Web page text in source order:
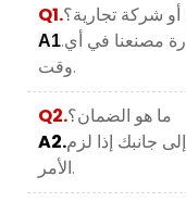
Q1.شركة تجارية؟
A1.نحن الشركة المصنعة. مرحبا بكم لزيارة مصنعنا في أي
وقت.
Q2.ما هو الضمان؟
A2.جانبك إذا لزم
الأمر.